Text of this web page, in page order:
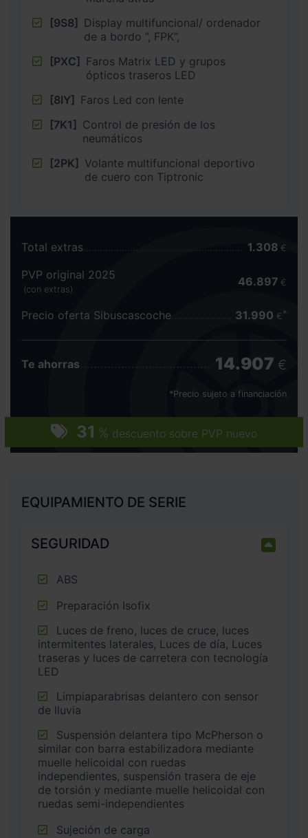
[9S8] Display multifuncional/ ordenador
de a bordo ”, FPK”,
[PXC] Faros Matrix LED y grupos
ópticos traseros LED
[8IY] Faros Led con lente
[7K1] Control de presión de los
neumáticos
[2PK] Volante multifuncional deportivo
de cuero con Tiptronic
31 % descuento sobre PVP nuevo
Total extras 1.308 €
PVP original 2025
(con extras)
46.897 €
Precio oferta Sibuscascoche 31.990 €
Te ahorras 14.907 €
*Precio sujeto a financiación
EQUIPAMIENTO DE SERIE
SEGURIDAD
ABS
Preparación Isofix
intermitentes laterales, Luces de día, Luces
traseras y luces de carretera con tecnología
LED
de lluvia
similar con barra estabilizadora mediante
muelle helicoidal con ruedas
independientes, suspensión trasera de eje
de torsión y mediante muelle helicoidal con
ruedas semi-independientes
Sujeción de carga